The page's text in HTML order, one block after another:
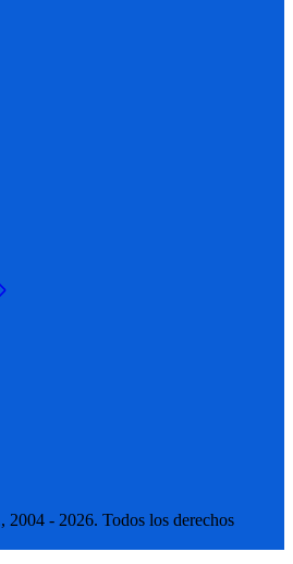
- 2026. Todos los derechos